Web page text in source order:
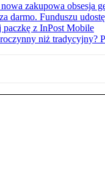
zakupowa obsesja
darmo. Funduszu
paczkę z InPost Mobile
niż tradycyjny?